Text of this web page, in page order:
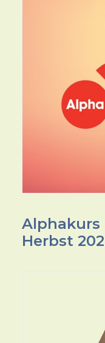
Alphakurs
Herbst